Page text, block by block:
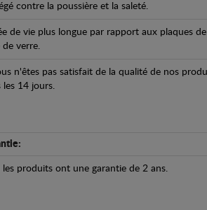
contre la poussière et la saleté.
de vie plus longue par rapport aux plaques
de verre.
n'êtes pas satisfait de la qualité de nos
les 14 jours.
les produits ont une garantie de 2 ans.